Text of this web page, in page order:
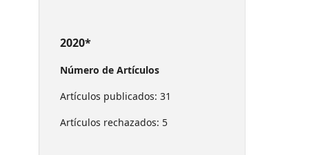
2020*
Número de Artículos
Artículos publicados: 31
Artículos rechazados: 5